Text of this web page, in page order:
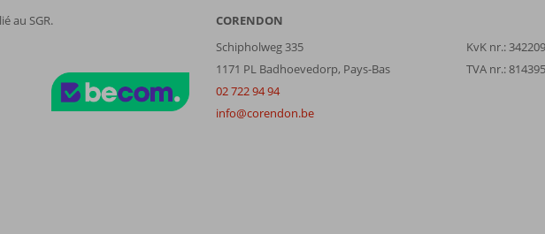
au SGR.
CORENDON
Schipholweg 335
1171 PL Badhoevedorp, Pays-Bas
02 722 94 94
info@corendon.be
KvK nr.:
TVA nr.: